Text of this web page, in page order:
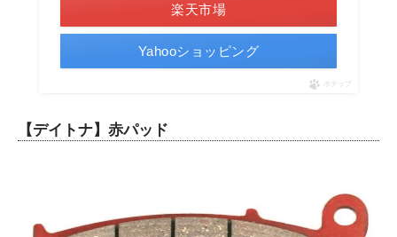
楽天市場
Yahooショッピング
ポチップ
【デイトナ】赤パッド